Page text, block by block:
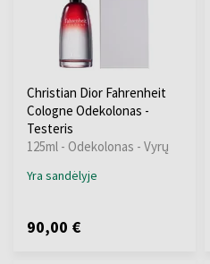
Christian Dior Fahrenheit
Cologne Odekolonas -
Testeris
125ml - Odekolonas - Vyrų
Yra sandėlyje
90,00 €